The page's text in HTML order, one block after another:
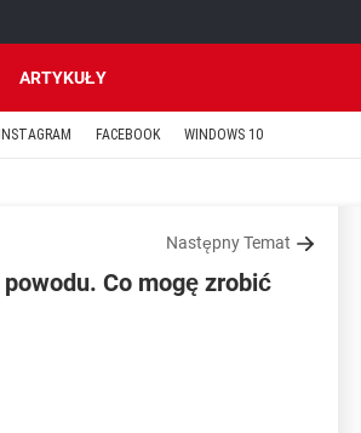
ARTYKUŁY
INSTAGRAM FACEBOOK WINDOWS 10
Następny Temat
Co mogę zrobić